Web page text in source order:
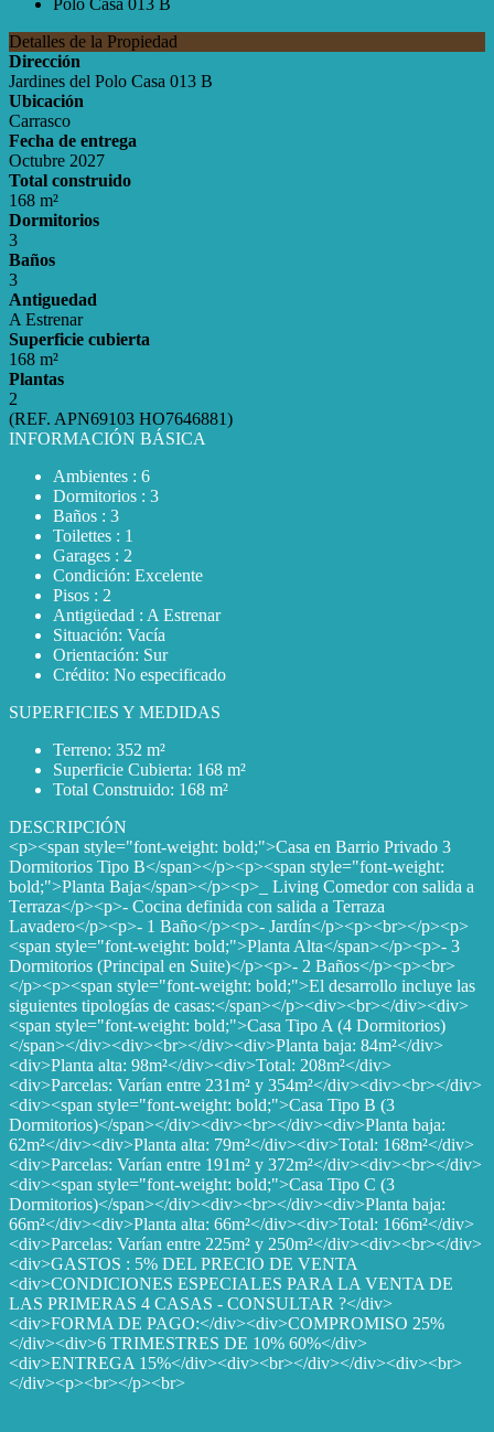
Detalles de la Propiedad
Dirección
Jardines del Polo Casa 013 B
Ubicación
Carrasco
Fecha de entrega
Octubre 2027
Total construido
168 m²
Dormitorios
3
Baños
3
Antiguedad
A Estrenar
Superficie cubierta
168 m²
Plantas
2
(REF. APN69103 HO7646881)
INFORMACIÓN BÁSICA
Ambientes : 6
Dormitorios : 3
Baños : 3
Toilettes : 1
Garages : 2
Condición: Excelente
Pisos : 2
Antigüedad : A Estrenar
Situación: Vacía
Orientación: Sur
Crédito: No especificado
SUPERFICIES Y MEDIDAS
Terreno: 352 m²
Superficie Cubierta: 168 m²
Total Construido: 168 m²
DESCRIPCIÓN
<p><span style="font-weight: bold;">Casa en Barrio Privado 3
Dormitorios Tipo B</span></p><p><span style="font-weight:
bold;">Planta Baja</span></p><p>_ Living Comedor con salida a
Terraza</p><p>- Cocina definida con salida a Terraza
Lavadero</p><p>- 1 Baño</p><p>- Jardín</p><p><br></p><p>
<span style="font-weight: bold;">Planta Alta</span></p><p>- 3
Dormitorios (Principal en Suite)</p><p>- 2 Baños</p><p><br>
</p><p><span style="font-weight: bold;">El desarrollo incluye las
siguientes tipologías de casas:</span></p><div><br></div><div>
<span style="font-weight: bold;">Casa Tipo A (4 Dormitorios)
</span></div><div><br></div><div>Planta baja: 84m²</div>
<div>Planta alta: 98m²</div><div>Total: 208m²</div>
<div>Parcelas: Varían entre 231m² y 354m²</div><div><br></div>
<div><span style="font-weight: bold;">Casa Tipo B (3
Dormitorios)</span></div><div><br></div><div>Planta baja:
62m²</div><div>Planta alta: 79m²</div><div>Total: 168m²</div>
<div>Parcelas: Varían entre 191m² y 372m²</div><div><br></div>
<div><span style="font-weight: bold;">Casa Tipo C (3
Dormitorios)</span></div><div><br></div><div>Planta baja:
66m²</div><div>Planta alta: 66m²</div><div>Total: 166m²</div>
<div>Parcelas: Varían entre 225m² y 250m²</div><div><br></div>
<div>GASTOS : 5% DEL PRECIO DE VENTA
<div>CONDICIONES ESPECIALES PARA LA VENTA DE
LAS PRIMERAS 4 CASAS - CONSULTAR ?</div>
<div>FORMA DE PAGO:</div><div>COMPROMISO 25%
</div><div>6 TRIMESTRES DE 10% 60%</div>
<div>ENTREGA 15%</div><div><br></div></div><div><br>
</div><p><br></p><br>